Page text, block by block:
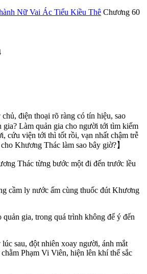
Nữ Vai Ác Tiểu Kiều Thê Chương 60
chủ, điện thoại rõ ràng có tín hiệu, sao
gia? Làm quản gia cho người tới tìm kiếm
cứu viện tới thì tốt rồi, vạn nhất chậm trễ
Khương Thác làm sao bây giờ?】
Thác từng bước một đi đến trước lều
cầm ly nước ấm cùng thuốc đút Khương
quản gia, trong quá trình không để ý đến
sau, đột nhiên xoay người, ánh mắt
Phạm Vi Viên, hiện lên khí thế sắc